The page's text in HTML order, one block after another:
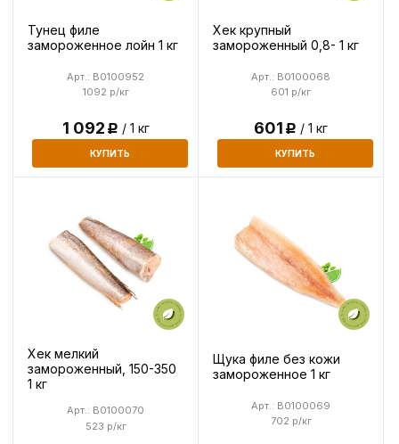
Тунец филе
замороженное лойн 1 кг
1092 р/кг
Арт.: B0100952
1 092Р / 1 кг
КУПИТЬ
Хек крупный
замороженный 0,8- 1 кг
601 р/кг
Арт.: B0100068
601Р / 1 кг
КУПИТЬ
Хек мелкий
замороженный, 150-350
1 кг
523 р/кг
Арт.: B0100070
Щука филе без кожи
замороженное 1 кг
702 р/кг
Арт.: B0100069